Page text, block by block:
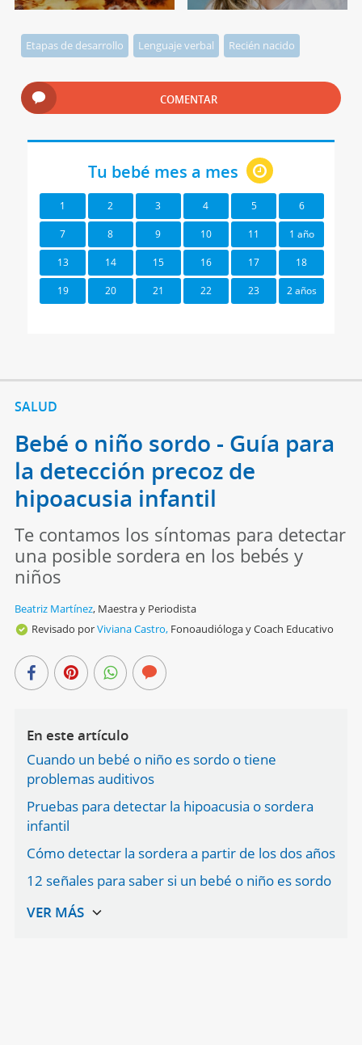
Etapas de desarrollo Lenguaje verbal Recién nacido
COMENTAR
Tu bebé mes a mes
1 2 3 4 5 6
7 8 9 10 11 1 año
13 14 15 16 17 18
19 20 21 22 23 2 años
SALUD
Bebé o niño sordo - Guía para
la detección precoz de
hipoacusia infantil
Te contamos los síntomas para detectar
una posible sordera en los bebés y
niños
Beatriz Martínez, Maestra y Periodista
Revisado porViviana Castro, Fonoaudióloga y Coach Educativo
En este artículo
Cuando un bebé o niño es sordo o tiene
problemas auditivos
Pruebas para detectar la hipoacusia o sordera
infantil
Cómo detectar la sordera a partir de los dos años
12 señales para saber si un bebé o niño es sordo